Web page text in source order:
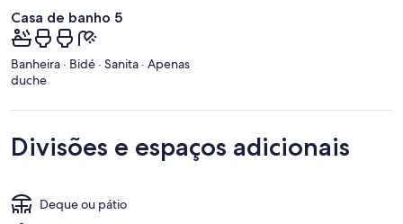
Casa de banho 5
Banheira · Bidé · Sanita · Apenas
duche
Divisões e espaços adicionais
Deque ou pátio